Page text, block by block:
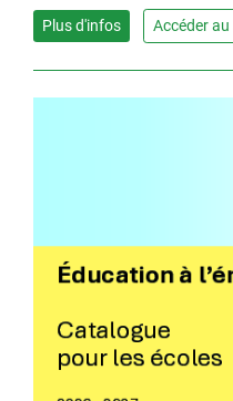
Plus d'infos Accéder au